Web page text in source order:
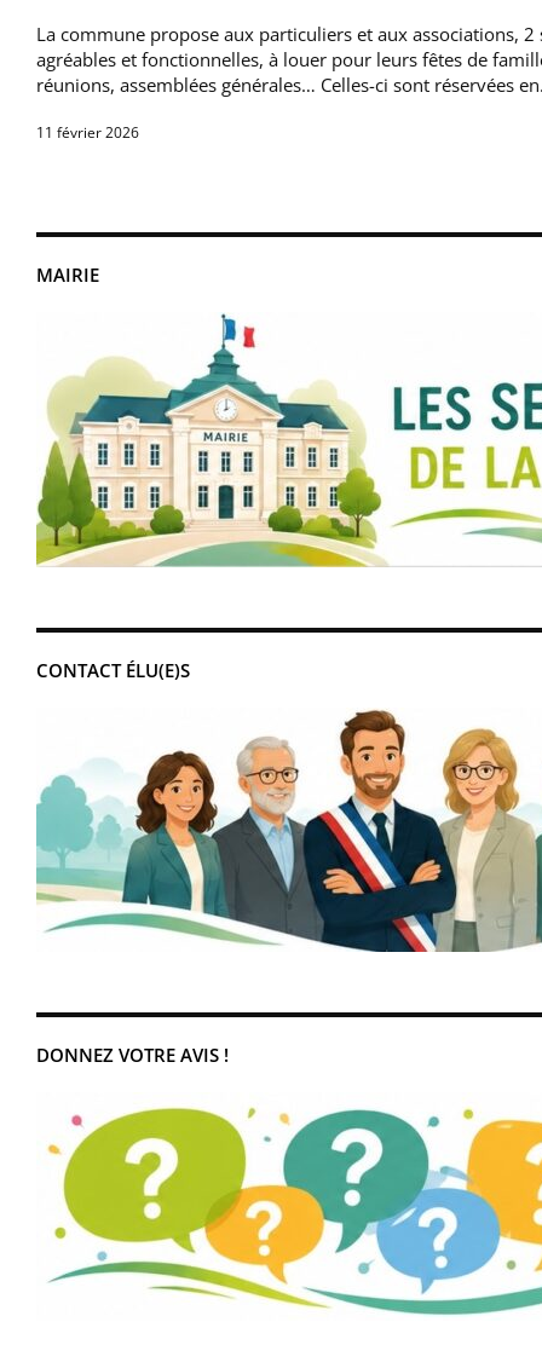
MAIRIE
CONTACT ÉLU(E)S
DONNEZ VOTRE AVIS !
La commune propose aux particuliers et aux associations, 2
agréables et fonctionnelles, à louer pour leurs fêtes de
réunions, assemblées générales… Celles-ci sont réservées
11 février 2026